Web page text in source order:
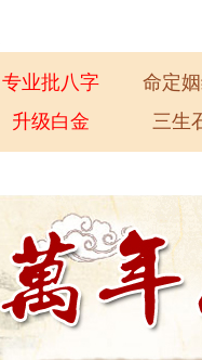
专业批八字
命定
升级白金 三生